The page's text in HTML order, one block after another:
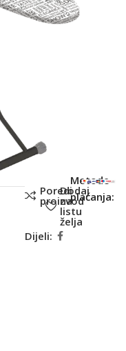
Poredi
proizvod
Dodaj
na
listu
želja
Dijeli:
Metode
plaćanja: